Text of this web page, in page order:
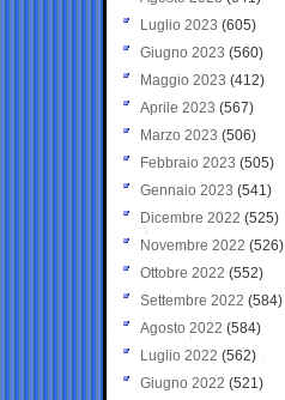
Luglio 2023 (605)
Giugno 2023 (560)
Maggio 2023 (412)
Aprile 2023 (567)
Marzo 2023 (506)
Febbraio 2023 (505)
Gennaio 2023 (541)
Dicembre 2022 (525)
Novembre 2022 (526)
Ottobre 2022 (552)
Settembre 2022 (584)
Agosto 2022 (584)
Luglio 2022 (562)
Giugno 2022 (521)